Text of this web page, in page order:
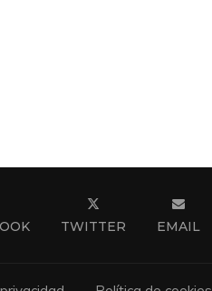
TWITTER EMAIL